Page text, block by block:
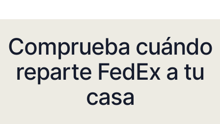
Comprueba cuándo
reparte FedEx a tu
casa